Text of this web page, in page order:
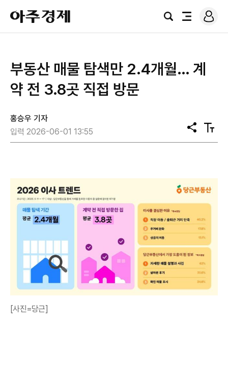
아
주
경
검
전
로
그
부동산 매물 탐색만 2.4개월… 계
약 전 3.8곳 직접 방문
홍승우 기자
입력 2026-06-01 13:55
공
유
텍
스
[사진=당근]